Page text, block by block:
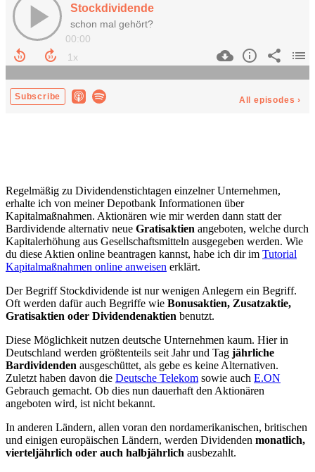
Regelmäßig zu Dividendenstichtagen einzelner Unternehmen,
erhalte ich von meiner Depotbank Informationen über
Kapitalmaßnahmen. Aktionären wie mir werden dann statt der
Bardividende alternativ neue Gratisaktien angeboten, welche durch
Kapitalerhöhung aus Gesellschaftsmitteln ausgegeben werden. Wie
du diese Aktien online beantragen kannst, habe ich dir im Tutorial
Kapitalmaßnahmen online anweisen erklärt.
Der Begriff Stockdividende ist nur wenigen Anlegern ein Begriff.
Oft werden dafür auch Begriffe wie Bonusaktien, Zusatzaktie,
Gratisaktien oder Dividendenaktien benutzt.
Diese Möglichkeit nutzen deutsche Unternehmen kaum. Hier in
Deutschland werden größtenteils seit Jahr und Tag jährliche
Bardividenden ausgeschüttet, als gebe es keine Alternativen.
Zuletzt haben davon die Deutsche Telekom sowie auch E.ON
Gebrauch gemacht. Ob dies nun dauerhaft den Aktionären
angeboten wird, ist nicht bekannt.
In anderen Ländern, allen voran den nordamerikanischen, britischen
und einigen europäischen Ländern, werden Dividenden monatlich,
vierteljährlich oder auch halbjährlich ausbezahlt.